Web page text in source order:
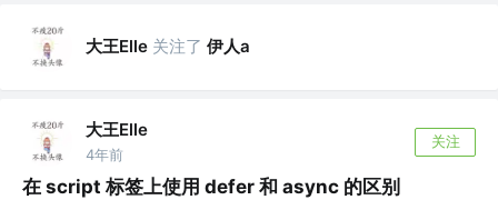
大王Elle 关注了 伊人a
大王Elle
4年前
关注
在 script 标签上使用 defer 和 async 的区别